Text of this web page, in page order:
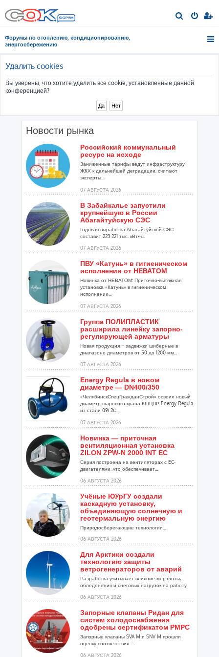
о
Форумы по отоплению, кондиционированию,
энергосбережению
Удалить cookies
Вы уверены, что хотите удалить все cookie, установленные данной
конференцией?
Новости рынка
Российский коммунальный
ресурс на исходе
Заниженные тарифы ведут инфраструктуру
ЖКХ к дальнейшей деградации, считают
эксперты...
07 АВГУСТА 2026
В Забайкалье запустили
крупнейшую в России
Абагайтуйскую СЭС
Годовая выработка Абагайтуйской СЭС
составит 223 221 тыс. кВт-ч...
07 АВГУСТА 2026
ПВУ «Катунь» в гигиеническом
исполнении от НЕВАТОМ
Новинка от НЕВАТОМ: Приточно-вытяжная
установка «Катунь» в гигиеническом
исполнении...
07 АВГУСТА 2026
Группа ПОЛИПЛАСТИК
расширила линейку запорно-
регулирующей арматуры
Новая продукция – задвижки шиберные в
диапазоне диаметров от 50 до 1200 мм...
07 АВГУСТА 2026
Energy Regula в новом
диаметре — DN400/350
«ЧелябинскСпецГражданСтрой» освоил новый
диаметр шарового крана КШЦПР Energy Regula
из стали 09Г2С...
07 АВГУСТА 2026
Новинка — приточная
вентиляционная установка
ZILON ZPW-N 2000 INT EC
Серия построена на вентиляторах с EC-
двигателями, что обеспечивает...
06 АВГУСТА 2026
Учёные ЮУрГУ создали
каскадную установку,
объединяющую солнечную и
геотермальную энергию
Природосберегающие технологии...
06 АВГУСТА 2026
Для Арктики создали
технологию защиты
ветрогенераторов от аварий
Разработка учитывает влияние мерзлоты,
обледенения и снеговых нагрузок на работу
06 АВГУСТА 2026
Запорные клапаны Ридан для
систем холодоснабжения
одобрены сертификатом РМРС
Запорные клапаны SVA M и SNV M прошли
оценку соответствия ...
06 АВГУСТА 2026